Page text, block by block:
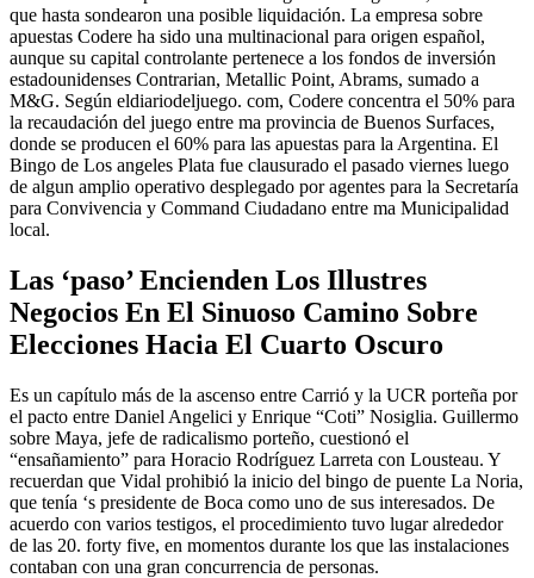
que hasta sondearon una posible liquidación. La empresa sobre
apuestas Codere ha sido una multinacional para origen español,
aunque su capital controlante pertenece a los fondos de inversión
estadounidenses Contrarian, Metallic Point, Abrams, sumado a
M&G. Según eldiariodeljuego. com, Codere concentra el 50% para
la recaudación del juego entre ma provincia de Buenos Surfaces,
donde se producen el 60% para las apuestas para la Argentina. El
Bingo de Los angeles Plata fue clausurado el pasado viernes luego
de algun amplio operativo desplegado por agentes para la Secretaría
para Convivencia y Command Ciudadano entre ma Municipalidad
local.
Las ‘paso’ Encienden Los Illustres
Negocios En El Sinuoso Camino Sobre
Elecciones Hacia El Cuarto Oscuro
Es un capítulo más de la ascenso entre Carrió y la UCR porteña por
el pacto entre Daniel Angelici y Enrique “Coti” Nosiglia. Guillermo
sobre Maya, jefe de radicalismo porteño, cuestionó el
“ensañamiento” para Horacio Rodríguez Larreta con Lousteau. Y
recuerdan que Vidal prohibió la inicio del bingo de puente La Noria,
que tenía ‘s presidente de Boca como uno de sus interesados. De
acuerdo con varios testigos, el procedimiento tuvo lugar alrededor
de las 20. forty five, en momentos durante los que las instalaciones
contaban con una gran concurrencia de personas.